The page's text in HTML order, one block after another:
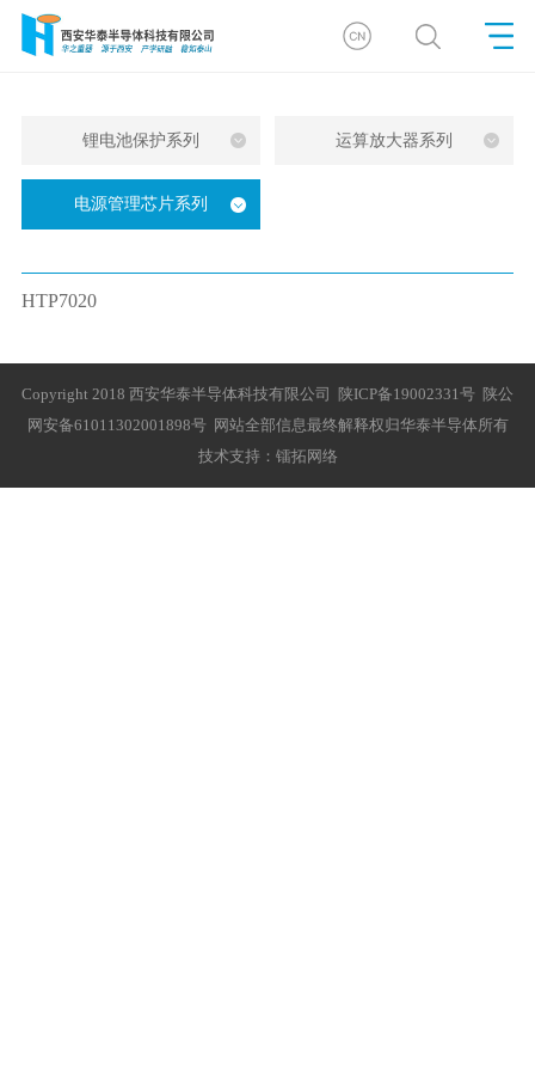
锂电池保护系列 运算放大器系列
电源管理芯片系列
HTP7020
Copyright 2018 西安华泰半导体科技有限公司 陕ICP备19002331号 陕公
网安备61011302001898号网站全部信息最终解释权归华泰半导体所有
技术支持： 镭拓网络